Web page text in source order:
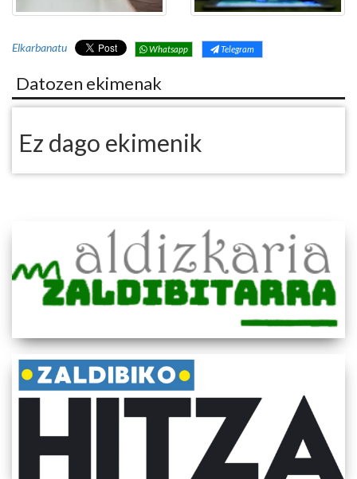
Elkarbanatu Whatsapp Telegram
Datozen ekimenak
Ez dago ekimenik